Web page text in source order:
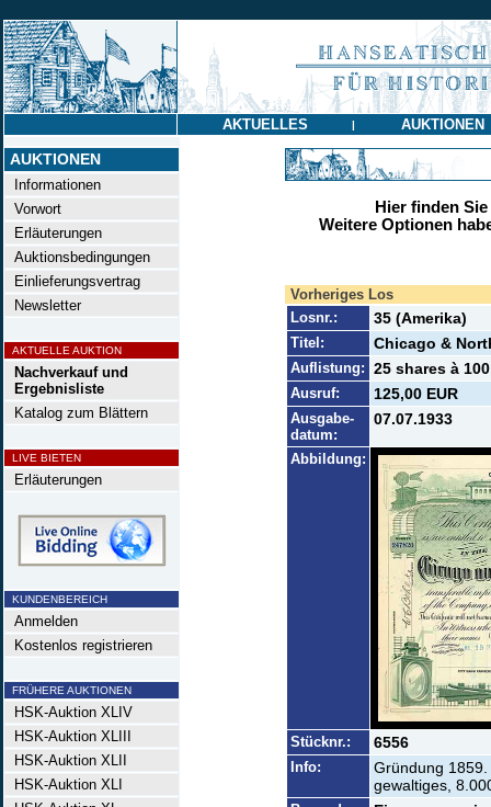
AKTUELLES | AUKTIONEN
AUKTIONEN
Informationen
Vorwort
Erläuterungen
Auktionsbedingungen
Einlieferungsvertrag
Newsletter
AKTUELLE AUKTION
Nachverkauf und
Ergebnisliste
Katalog zum Blättern
LIVE BIETEN
Erläuterungen
KUNDENBEREICH
Anmelden
Kostenlos registrieren
FRÜHERE AUKTIONEN
HSK-Auktion XLIV
HSK-Auktion XLIII
HSK-Auktion XLII
HSK-Auktion XLI
Hier finden
Weitere Optionen
Vorheriges Los
Losnr.:
35 (Amerika)
Titel: Chicago &
Auflistung: 25 shares à
Ausruf: 125,00 EUR
Ausgabe-
datum:
07.07.1933
Abbildung:
Stücknr.: 6556
Info:
Gründung
gewaltiges,